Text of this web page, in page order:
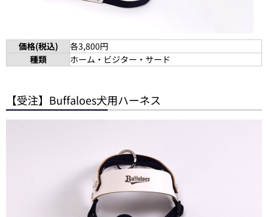
価格(税込)
各3,800円
種類
ホーム・ビジター・サード
【受注】Buffaloes犬用ハーネス